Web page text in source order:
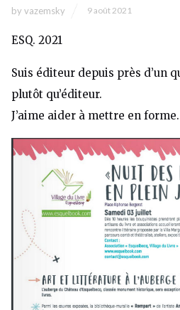
by vazemsky 9 août 2021
ESQ. 2021
Suis éditeur depuis près d’un
plutôt qu’éditeur.
J’aime aider à mettre en